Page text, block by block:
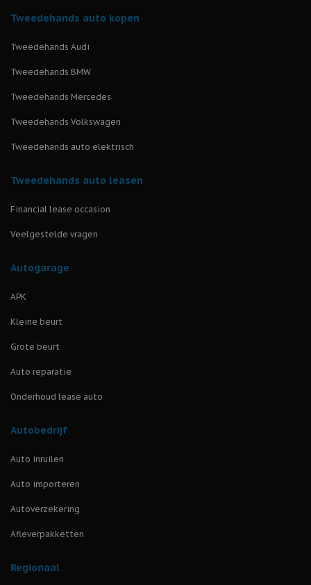
Tweedehands auto kopen
Tweedehands Audi
Tweedehands BMW
Tweedehands Mercedes
Tweedehands Volkswagen
Tweedehands auto elektrisch
Tweedehands auto leasen
Financial lease occasion
Veelgestelde vragen
Autogarage
APK
Kleine beurt
Grote beurt
Auto reparatie
Onderhoud lease auto
Autobedrijf
Auto inruilen
Auto importeren
Autoverzekering
Afleverpakketten
Regionaal